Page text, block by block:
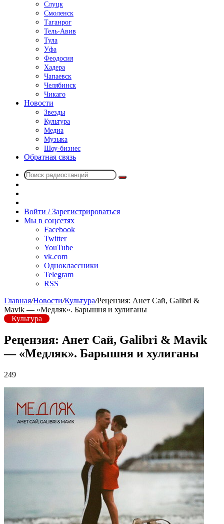
Слуцк
Смоленск
Таганрог
Тель-Авив
Тула
Уфа
Феодосия
Хадера
Чапаевск
Челябинск
Чикаго
Новости
Звезды
Культура
Медиа
Музыка
Шоу-бизнес
Обратная связь
Поиск
радио
Войти / Зарегистрироваться
Мы в соцсетях
Facebook
Twitter
YouTube
vk.com
Одноклассники
Telegram
RSS
Главная/Новости/Культура/Рецензия: Анет Сай, Galibri &
Mavik — «Медляк». Барышня и хулиганы
Культура
Рецензия: Анет Сай, Galibri & Mavik
— «Медляк». Барышня и хулиганы
249